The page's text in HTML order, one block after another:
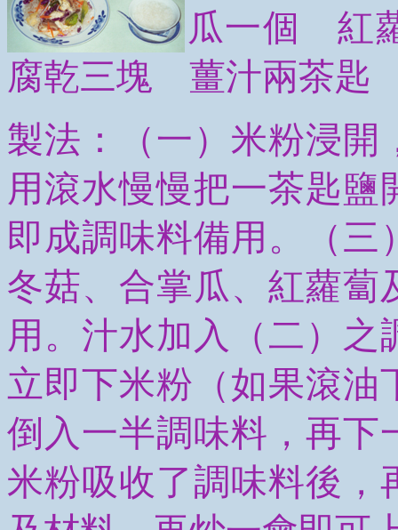
瓜一個 紅
腐乾三塊 薑汁兩茶匙
製法：（一）米粉浸開
用滾水慢慢把一茶匙鹽
即成調味料備用。（三
冬菇、合掌瓜、紅蘿蔔
用。汁水加入（二）之
立即下米粉（如果滾油
倒入一半調味料，再下
米粉吸收了調味料後，